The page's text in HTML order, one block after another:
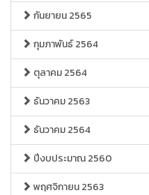
กันยายน 2565
กุมภาพันธ์ 2564
ตุลาคม 2564
ธันวาคม 2563
ธันวาคม 2564
ปีงบประมาณ 2560
พฤศจิกายน 2563